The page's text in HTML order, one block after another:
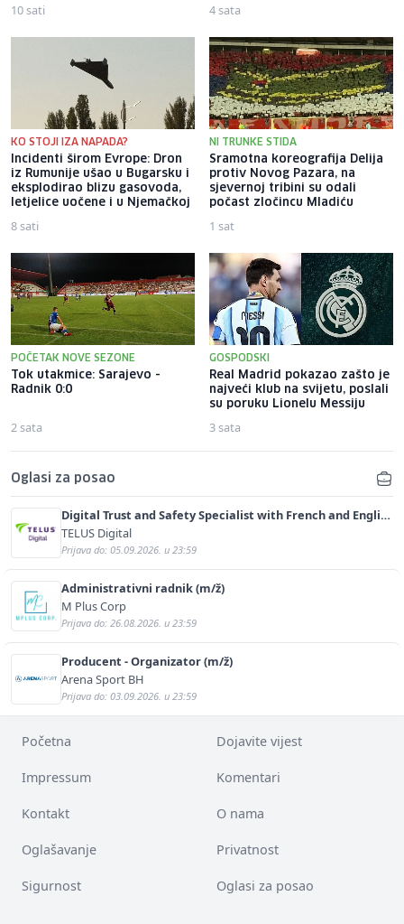
10 sati 4 sata
KO STOJI IZA NAPADA?
Incidenti širom Evrope: Dron
iz Rumunije ušao u Bugarsku i
eksplodirao blizu gasovoda,
letjelice uočene i u Njemačkoj
8 sati
NI TRUNKE STIDA
Sramotna koreografija Delija
protiv Novog Pazara, na
sjevernoj tribini su odali
počast zločincu Mladiću
1 sat
POČETAK NOVE SEZONE
Tok utakmice: Sarajevo -
Radnik 0:0
2 sata
GOSPODSKI
Real Madrid pokazao zašto je
najveći klub na svijetu, poslali
su poruku Lionelu Messiju
3 sata
Oglasi za posao
Digital Trust and Safety Specialist with French and English
(m/f)
TELUS Digital
Prijava do: 05.09.2026. u 23:59
Administrativni radnik (m/ž)
M Plus Corp
Prijava do: 26.08.2026. u 23:59
Producent - Organizator (m/ž)
Arena Sport BH
Prijava do: 03.09.2026. u 23:59
Početna Dojavite vijest
Impressum Komentari
Kontakt O nama
Oglašavanje Privatnost
Sigurnost Oglasi za posao